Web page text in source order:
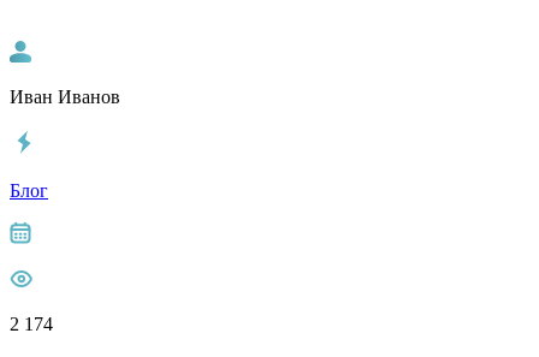
Иван Иванов
Блог
2 174